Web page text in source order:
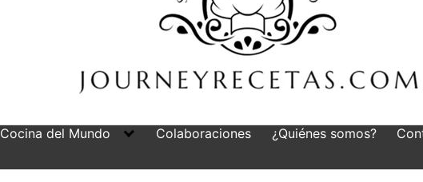
Cocina del Mundo Colaboraciones ¿Quiénes somos?